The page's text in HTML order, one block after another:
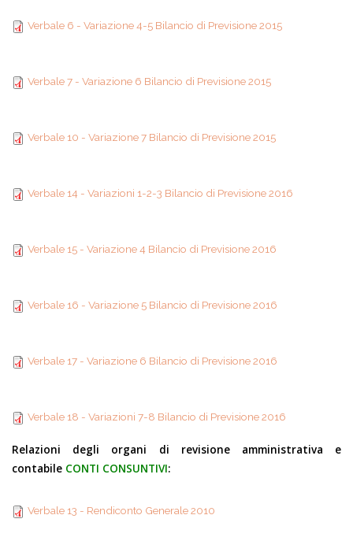
2015
Verbale 6 - Variazione
Previsione 2015
Verbale 6 - Variazione 4-5 Bilancio di Previsione 2015
Verbale 7 - Variazione
2015
Verbale 7 - Variazione 6 Bilancio di Previsione 2015
Verbale 10 - Variazione
2015
Verbale 10 - Variazione 7 Bilancio di Previsione 2015
Verbale 14 - Variazioni
Previsione 2016
Verbale 14 - Variazioni 1-2-3 Bilancio di Previsione 2016
Verbale 15 - Variazione
2016
Verbale 15 - Variazione 4 Bilancio di Previsione 2016
Verbale 16 - Variazione
2016
Verbale 16 - Variazione 5 Bilancio di Previsione 2016
Verbale 17 - Variazione
2016
Verbale 17 - Variazione 6 Bilancio di Previsione 2016
Verbale 18 - Variazioni
7-8 Bilancio di
Previsione 2016
Verbale 18 - Variazioni 7-8 Bilancio di Previsione 2016
Relazioni degli organi di revisione amministrativa e
contabile CONTI CONSUNTIVI:
Verbale 13 -
Verbale 13 - Rendiconto Generale 2010